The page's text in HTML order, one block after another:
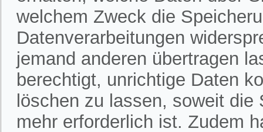
welchem Zweck die
Datenverarbeitungen
jemand anderen übertragen
berechtigt, unrichtige Daten
löschen zu lassen, soweit
mehr erforderlich ist. Zudem